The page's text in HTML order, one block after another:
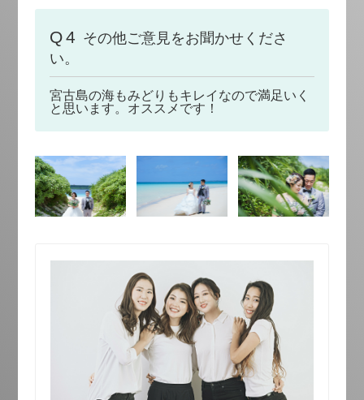
Q4 その他ご意見をお聞かせくださ
い。
宮古島の海もみどりもキレイなので満足いく
と思います。オススメです！